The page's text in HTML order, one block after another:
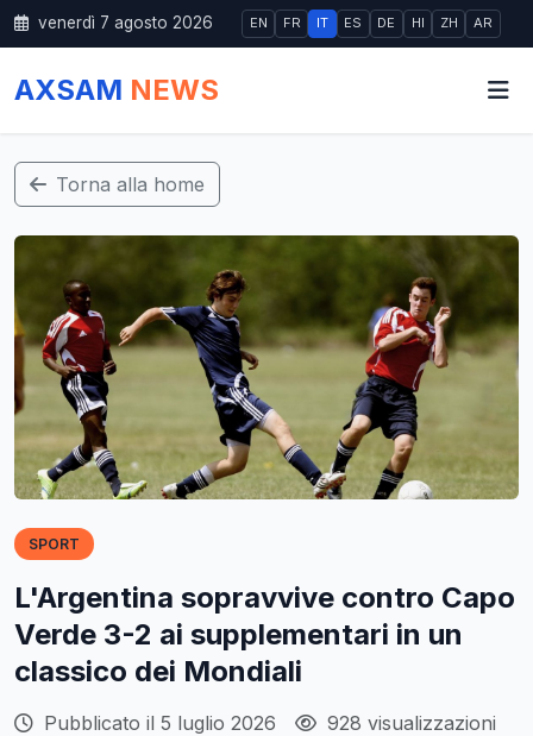
venerdì 7 agosto 2026 EN FR IT ES DE HI ZH AR
AXSAM NEWS
Torna alla home
SPORT
L'Argentina sopravvive contro Capo
Verde 3-2 ai supplementari in un
classico dei Mondiali
Pubblicato il 5 luglio 2026 928 visualizzazioni